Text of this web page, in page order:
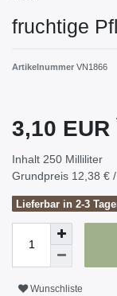
fruchtige
Artikelnummer VN1866
3,10 EUR
Inhalt 250 Milliliter
Grundpreis 12,38 €
Lieferbar in 2-3
Wunschliste